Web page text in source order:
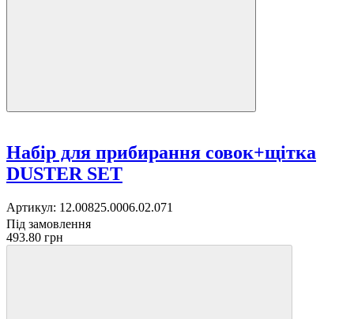
Набір для прибирання совок+щітка
DUSTER SET
Артикул: 12.00825.0006.02.071
Під замовлення
493.80 грн